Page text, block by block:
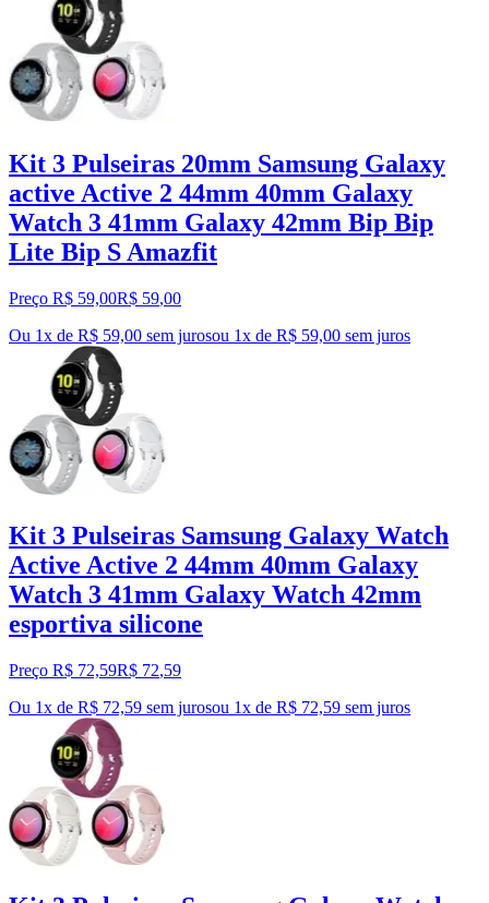
Kit 3 Pulseiras 20mm Samsung Galaxy
active Active 2 44mm 40mm Galaxy
Watch 3 41mm Galaxy 42mm Bip Bip
Lite Bip S Amazfit
Preço R$ 59,00R$ 59,00
Ou 1x de R$ 59,00 sem jurosou 1x de R$ 59,00 sem juros
Kit 3 Pulseiras Samsung Galaxy Watch
Active Active 2 44mm 40mm Galaxy
Watch 3 41mm Galaxy Watch 42mm
esportiva silicone
Preço R$ 72,59R$ 72,59
Ou 1x de R$ 72,59 sem jurosou 1x de R$ 72,59 sem juros